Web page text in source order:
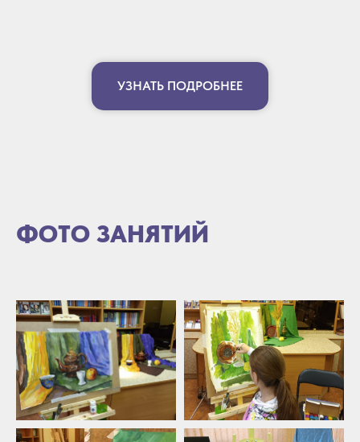
УЗНАТЬ ПОДРОБНЕЕ
ФОТО ЗАНЯТИЙ